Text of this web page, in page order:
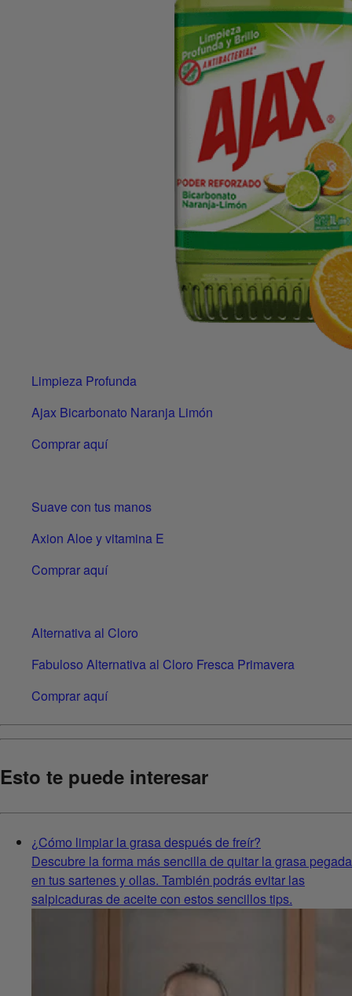
Limpieza Profunda
Ajax Bicarbonato Naranja Limón
Comprar aquí
Suave con tus manos
Axion Aloe y vitamina E
Comprar aquí
Alternativa al Cloro
Fabuloso Alternativa al Cloro Fresca Primavera
Comprar aquí
Esto te puede interesar
¿Cómo limpiar la grasa después de freír?
Descubre la forma más sencilla de quitar la grasa pegada
en tus sartenes y ollas. También podrás evitar las
salpicaduras de aceite con estos sencillos tips.